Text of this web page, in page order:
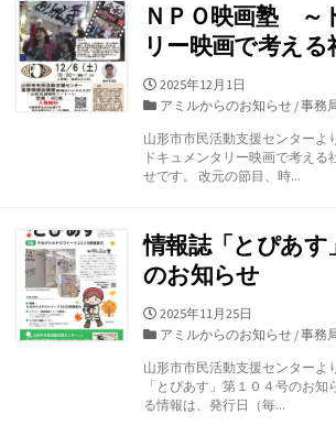
ＮＰＯ映画塾 ～
リー映画で考える
公
開
2025年12月1日
カ
ゴ
リ
ー
アミルからのお知らせ /事務
山形市市民活動支援センター
ドキュメンタリー映画で考える
せです。 改元の節目、時...
情報誌「とぴあす
のお知らせ
公
開
2025年11月25日
カ
ゴ
リ
ー
アミルからのお知らせ /事務
山形市市民活動支援センターよ
「とぴあす」第１０４号のお
る情報は、発行日（毎...